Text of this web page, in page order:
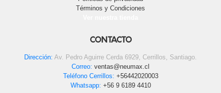
Términos y Condiciones
CONTACTO
Dirección: Av. Pedro Aguirre Cerda 6929, Cerrillos, Santiago.
Correo: ventas@neumax.cl
Teléfono Cerrillos: +56442020003
Whatsapp: +56 9 6189 4410